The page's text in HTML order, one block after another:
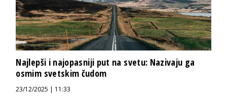
Najlepši i najopasniji put na svetu: Nazivaju ga
osmim svetskim čudom
23/12/2025 | 11:33